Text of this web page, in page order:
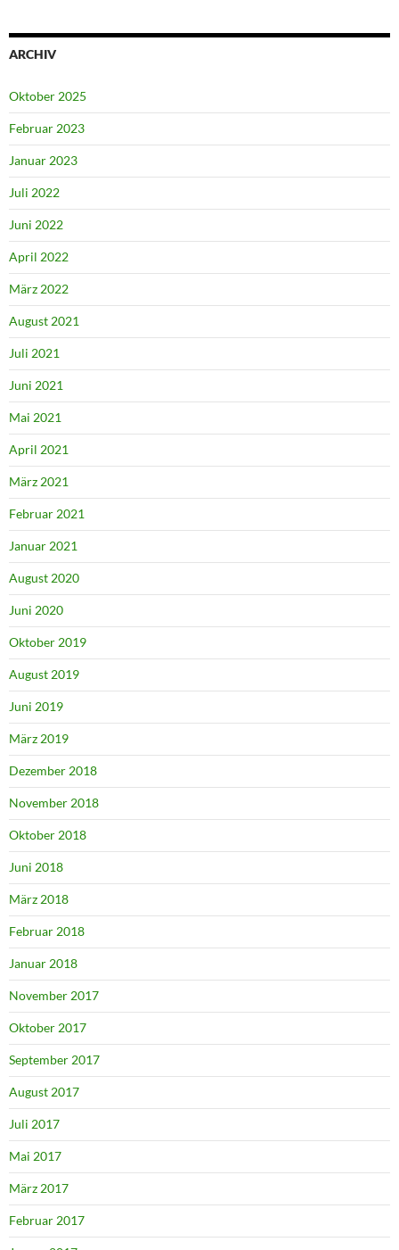
ARCHIV
Oktober 2025
Februar 2023
Januar 2023
Juli 2022
Juni 2022
April 2022
März 2022
August 2021
Juli 2021
Juni 2021
Mai 2021
April 2021
März 2021
Februar 2021
Januar 2021
August 2020
Juni 2020
Oktober 2019
August 2019
Juni 2019
März 2019
Dezember 2018
November 2018
Oktober 2018
Juni 2018
März 2018
Februar 2018
Januar 2018
November 2017
Oktober 2017
September 2017
August 2017
Juli 2017
Mai 2017
März 2017
Februar 2017